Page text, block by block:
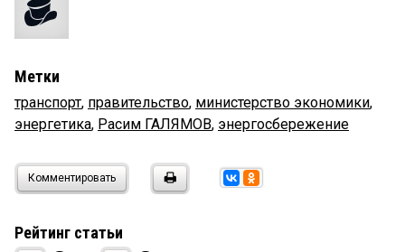
Метки
транспорт, правительство, министерство экономики,
энергетика, Расим ГАЛЯМОВ, энергосбережение
Комментировать
Рейтинг статьи